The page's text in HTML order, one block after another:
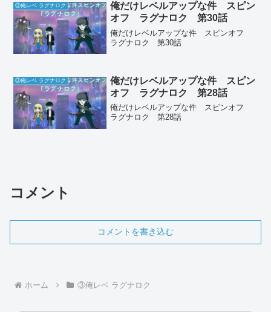
③俺レベ ラグナロク
俺だけレベルアップな件 スピン
オフ ラグナロク 第30話
俺だけレベルアップな件 スピンオフ
ラグナロク 第30話
③俺レベ ラグナロク
俺だけレベルアップな件 スピン
オフ ラグナロク 第28話
俺だけレベルアップな件 スピンオフ
ラグナロク 第28話
コメント
コメントを書き込む
ホーム ③俺レベ ラグナロク